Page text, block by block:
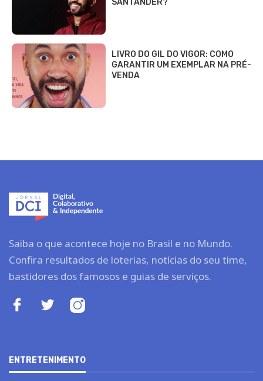
SANTANDER?
LIVRO DO GIL DO VIGOR: COMO
GARANTIR UM EXEMPLAR NA PRÉ-
VENDA
Saiba o que acontece hoje no Brasil e no Mundo.
Confira resultados de loterias, notícias do seu time,
bastidores dos famosos e guias de serviços.
ENTRETENIMENTO